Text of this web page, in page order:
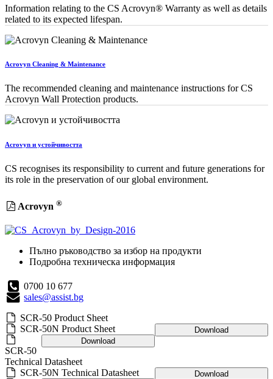
Information relating to the CS Acrovyn® Warranty as well as details
related to its expected lifespan.
Acrovyn Cleaning & Maintenance
The recommended cleaning and maintenance instructions for CS
Acrovyn Wall Protection products.
Acrovyn и устойчивостта
CS recognises its responsibility to current and future generations for
its role in the preservation of our global environment.
Acrovyn ®
Пълно ръководство за избор на продукти
Подробна техническа информация
0700 10 677
sales@assist.bg
SCR-50 Product Sheet
Download
SCR-50N Product Sheet
Download
SCR-50
Technical Datasheet
Download
SCR-50N Technical Datasheet